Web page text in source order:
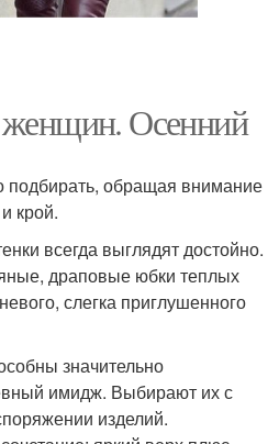
женщин. Осенний
подбирать, обращая внимание
крой.
всегда выглядят достойно.
драповые юбки теплых
слегка приглушенного
значительно
имидж. Выбирают их с
изделий.